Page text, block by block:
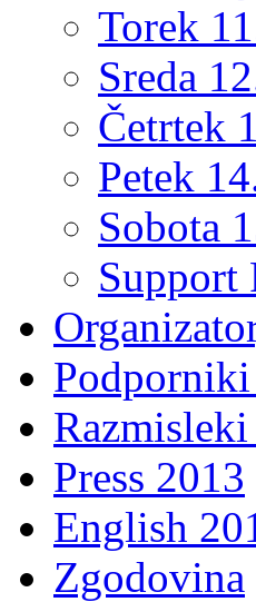
Torek
Sreda
Četrtek
Petek
Sobota
Support
Press 2013
English
Zgodovina